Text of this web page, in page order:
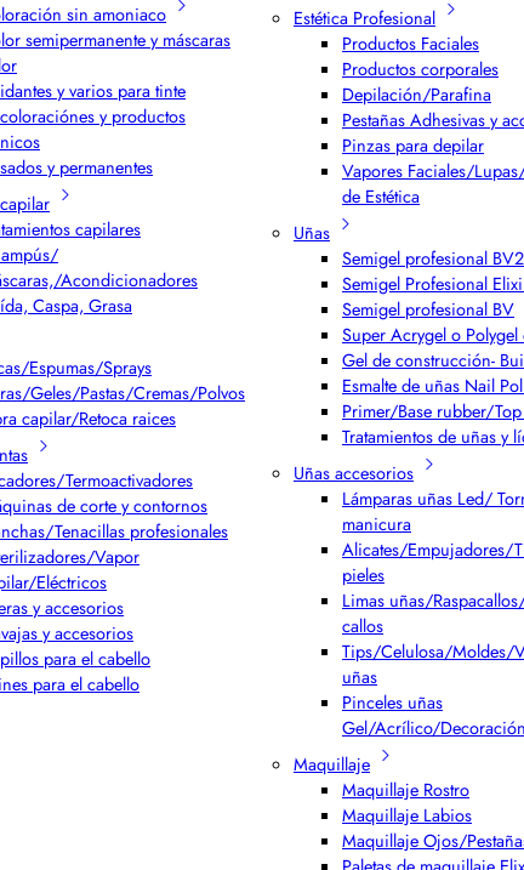
sin amoniaco
semipermanente y máscaras
y varios para tinte
y productos
y permanentes
capilares
Acondicionadores
Caspa, Grasa
Espumas/Sprays
Geles/Pastas/Cremas/Polvos
capilar/Retoca raices
Termoactivadores
de corte y contornos
Tenacillas profesionales
Vapor
Eléctricos
y accesorios
y accesorios
para el cabello
para el cabello
Estética Profesional
Productos Faciales
Productos corporales
Depilación/Parafina
Pestañas Adhesivas y
Pinzas para depilar
Vapores Faciales/
de Estética
Uñas
Semigel profesional
Semigel Profesional
Semigel profesional BV
Super Acrygel o
Gel de construcción-
Esmalte de uñas Nail
Primer/Base rubber/
Tratamientos de uñas y
Uñas accesorios
Lámparas uñas Led/
manicura
Alicates/Empujadores/
pieles
Limas uñas/
callos
Tips/Celulosa/Moldes/
uñas
Pinceles uñas
Gel/Acrílico/Decoración
Maquillaje
Maquillaje Rostro
Maquillaje Labios
Maquillaje Ojos/